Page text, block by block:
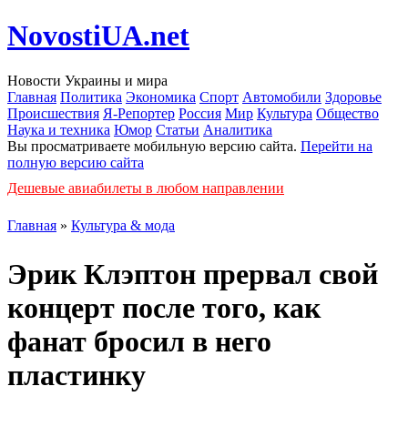
NovostiUA.net
Новости Украины и мира
Главная Политика Экономика Спорт Автомобили Здоровье
Происшествия Я-Репортер Россия Мир Культура Общество
Наука и техника Юмор Статьи Аналитика
Вы просматриваете мобильную версию сайта. Перейти на
полную версию сайта
Дешевые авиабилеты в любом направлении
Главная » Культура & мода
Эрик Клэптон прервал свой
концерт после того, как
фанат бросил в него
пластинку